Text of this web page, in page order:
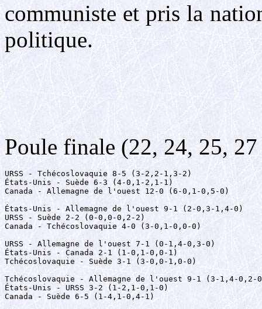
communiste et pris la
politique.
Poule finale (22, 24, 25,
URSS - Tchécoslovaquie 8-5 (3-2,2-1,3-2)
États-Unis - Suède 6-3 (4-0,1-2,1-1)
Canada - Allemagne de l'ouest 12-0 (6-0,1-0,5-0)
États-Unis - Allemagne de l'ouest 9-1 (2-0,3-1,4-0)
URSS - Suède 2-2 (0-0,0-0,2-2)
Canada - Tchécoslovaquie 4-0 (3-0,1-0,0-0)
URSS - Allemagne de l'ouest 7-1 (0-1,4-0,3-0)
États-Unis - Canada 2-1 (1-0,1-0,0-1)
Tchécoslovaquie - Suède 3-1 (3-0,0-1,0-0)
Tchécoslovaquie - Allemagne de l'ouest 9-1 (3-1,4-0,2-
États-Unis - URSS 3-2 (1-2,1-0,1-0)
Canada - Suède 6-5 (1-4,1-0,4-1)